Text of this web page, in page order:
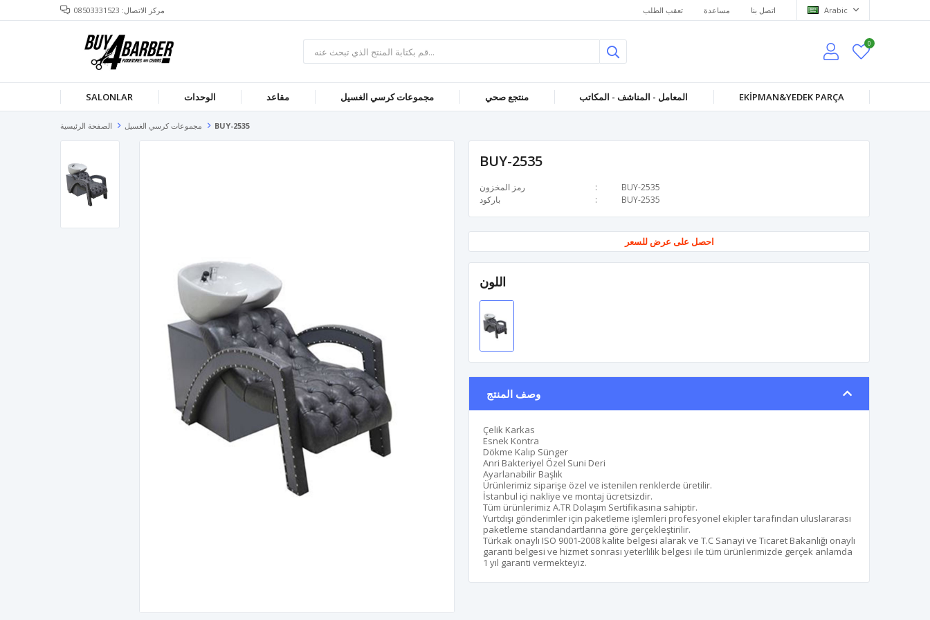
مركز الاتصال: 08503331523 تعقب الطلب مساعدة اتصل بنا Arabic
0
SALONLAR الوحدات مقاعد مجموعات كرسي الغسيل منتجع صحي المعامل - المناشف - المكاتب EKİPMAN&YEDEK PARÇA
الصفحة الرئيسية مجموعات كرسي الغسيل BUY-2535
BUY-2535
رمز المخزون
BUY-2535
باركود
BUY-2535
احصل على عرض للسعر
اللون
وصف المنتج
Çelik Karkas
Esnek Kontra
Dökme Kalıp Sünger
Anri Bakteriyel Özel Suni Deri
Ayarlanabilir Başlık
Ürünlerimiz siparişe özel ve istenilen renklerde üretilir.
İstanbul içi nakliye ve montaj ücretsizdir.
Tüm ürünlerimiz A.TR Dolaşım Sertifikasına sahiptir.
Yurtdışı gönderimler için paketleme işlemleri profesyonel ekipler tarafından uluslararası
paketleme standandartlarına göre gerçekleştirilir.
Türkak onaylı ISO 9001-2008 kalite belgesi alarak ve T.C Sanayi ve Ticaret Bakanlığı onaylı
garanti belgesi ve hizmet sonrası yeterlilik belgesi ile tüm ürünlerimizde gerçek anlamda
1 yıl garanti vermekteyiz.